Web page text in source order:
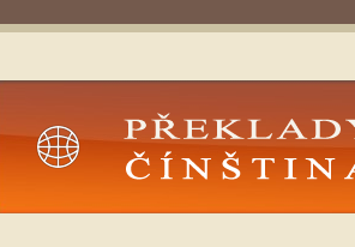
Překlady Čínština